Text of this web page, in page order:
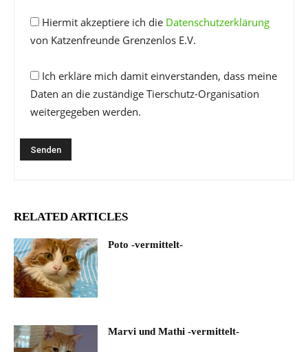
Hiermit akzeptiere ich die Datenschutzerklärung
von Katzenfreunde Grenzenlos E.V.
Ich erkläre mich damit einverstanden, dass meine
Daten an die zuständige Tierschutz-Organisation
weitergegeben werden.
RELATED ARTICLES
Poto -vermittelt-
Marvi und Mathi -vermittelt-